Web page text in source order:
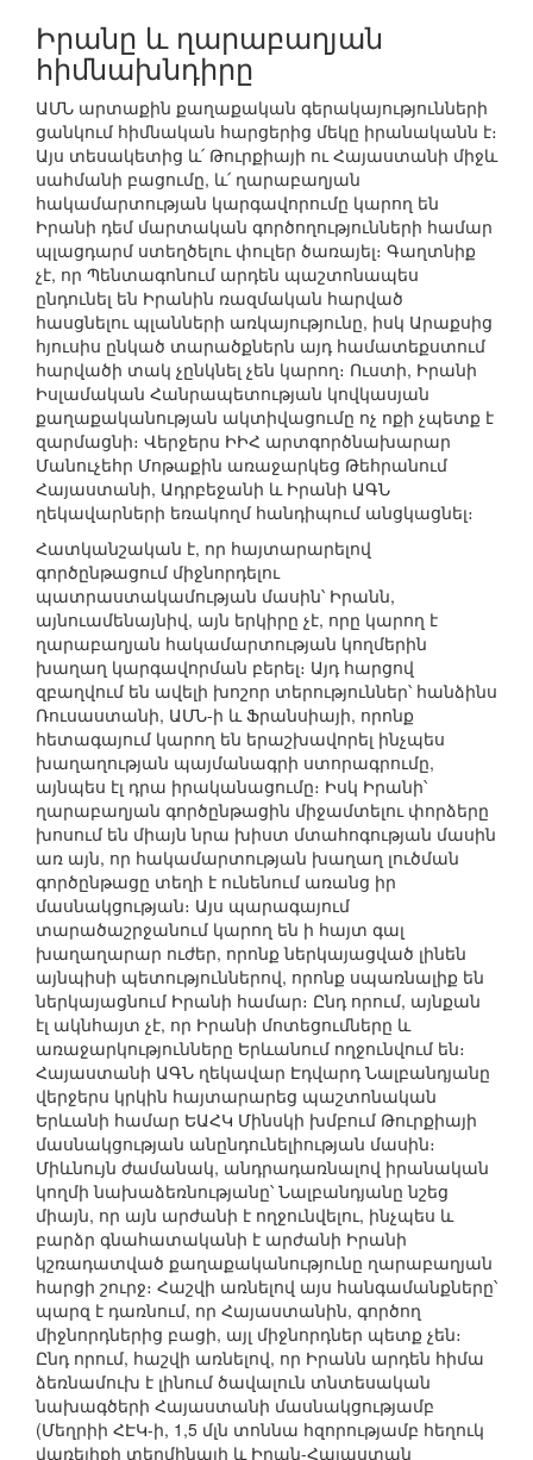
Իրանը և ղարաբաղյան
հիմնախնդիրը
ԱՄՆ արտաքին քաղաքական գերակայությունների
ցանկում հիմնական հարցերից մեկը իրանականն է։
Այս տեսակետից և՛ Թուրքիայի ու Հայաստանի միջև
սահմանի բացումը, և՛ ղարաբաղյան
հակամարտության կարգավորումը կարող են
Իրանի դեմ մարտական գործողությունների համար
պլացդարմ ստեղծելու փուլեր ծառայել։ Գաղտնիք
չէ, որ Պենտագոնում արդեն պաշտոնապես
ընդունել են Իրանին ռազմական հարված
հասցնելու պլանների առկայությունը, իսկ Արաքսից
հյուսիս ընկած տարածքներն այդ համատեքստում
հարվածի տակ չընկնել չեն կարող։ Ուստի, Իրանի
Իսլամական Հանրապետության կովկասյան
քաղաքականության ակտիվացումը ոչ ոքի չպետք է
զարմացնի։ Վերջերս ԻԻՀ արտգործնախարար
Մանուչեհր Մոթաքին առաջարկեց Թեհրանում
Հայաստանի, Ադրբեջանի և Իրանի ԱԳՆ
ղեկավարների եռակողմ հանդիպում անցկացնել։
Հատկանշական է, որ հայտարարելով
գործընթացում միջնորդելու
պատրաստակամության մասին՝ Իրանն,
այնուամենայնիվ, այն երկիրը չէ, որը կարող է
ղարաբաղյան հակամարտության կողմերին
խաղաղ կարգավորման բերել։ Այդ հարցով
զբաղվում են ավելի խոշոր տերություններ՝ հանձինս
Ռուսաստանի, ԱՄՆ-ի և Ֆրանսիայի, որոնք
հետագայում կարող են երաշխավորել ինչպես
խաղաղության պայմանագրի ստորագրումը,
այնպես էլ դրա իրականացումը։ Իսկ Իրանի՝
ղարաբաղյան գործընթացին միջամտելու փորձերը
խոսում են միայն նրա խիստ մտահոգության մասին
առ այն, որ հակամարտության խաղաղ լուծման
գործընթացը տեղի է ունենում առանց իր
մասնակցության։ Այս պարագայում
տարածաշրջանում կարող են ի հայտ գալ
խաղաղարար ուժեր, որոնք ներկայացված լինեն
այնպիսի պետություններով, որոնք սպառնալիք են
ներկայացնում Իրանի համար։ Ընդ որում, այնքան
էլ ակնհայտ չէ, որ Իրանի մոտեցումները և
առաջարկությունները Երևանում ողջունվում են։
Հայաստանի ԱԳՆ ղեկավար Էդվարդ Նալբանդյանը
վերջերս կրկին հայտարարեց պաշտոնական
Երևանի համար ԵԱՀԿ Մինսկի խմբում Թուրքիայի
մասնակցության անընդունելիության մասին։
Միևնույն ժամանակ, անդրադառնալով իրանական
կողմի նախաձեռնությանը՝ Նալբանդյանը նշեց
միայն, որ այն արժանի է ողջունվելու, ինչպես և
բարձր գնահատականի է արժանի Իրանի
կշռադատված քաղաքականությունը ղարաբաղյան
հարցի շուրջ։ Հաշվի առնելով այս հանգամանքները՝
պարզ է դառնում, որ Հայաստանին, գործող
միջնորդներից բացի, այլ միջնորդներ պետք չեն։
Ընդ որում, հաշվի առնելով, որ Իրանն արդեն հիմա
ձեռնամուխ է լինում ծավալուն տնտեսական
նախագծերի Հայաստանի մասնակցությամբ
(Մեղրիի ՀԷԿ-ի, 1,5 մլն տոննա հզորությամբ հեղուկ
վառելիքի տերմինալի և Իրան-Հայաստան